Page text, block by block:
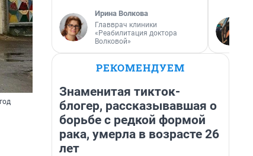
Ирина Волкова
Главврач клиники
«Реабилитация доктора
Волковой»
РЕКОМЕНДУЕМ
Знаменитая тикток-
блогер, рассказывавшая о
борьбе с редкой формой
рака, умерла в возрасте 26
лет